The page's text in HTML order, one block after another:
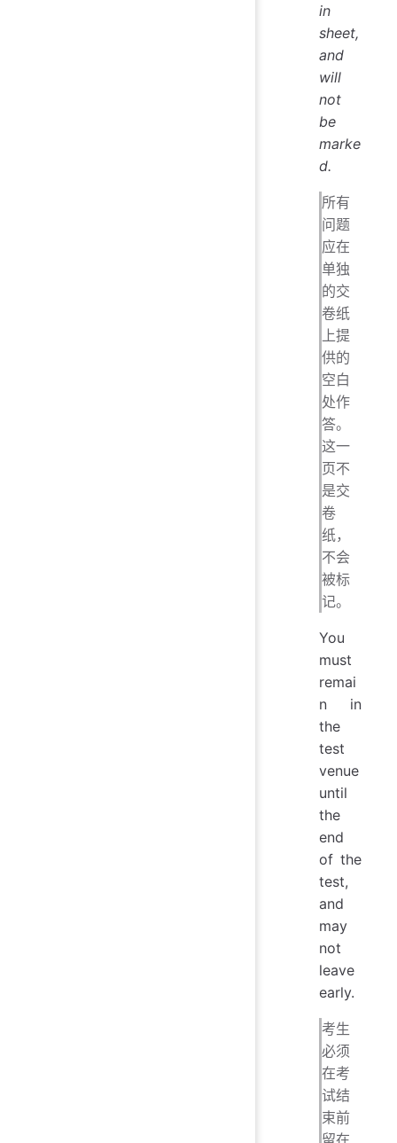
in
sheet,
and
will
not
be
marke
d.
所有
问题
应在
单独
的交
卷纸
上提
供的
空白
处作
答。
这一
页不
是交
卷
纸，
不会
被标
记。
You
must
remai
n in
the
test
venue
until
the
end
of the
test,
and
may
not
leave
early.
考生
必须
在考
试结
束前
留在